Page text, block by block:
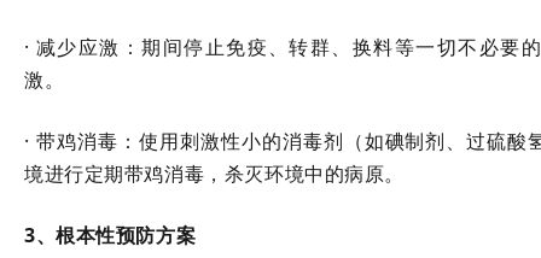
· 减少应激：期间停止免疫、转群、换料等一切不必要
激。
· 带鸡消毒：使用刺激性小的消毒剂（如碘制剂、过硫
境进行定期带鸡消毒，杀灭环境中的病原。
3、根本性预防方案